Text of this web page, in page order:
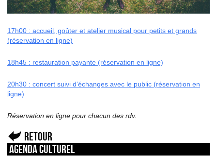
17h00 : accueil, goûter et atelier musical pour petits et grands
(réservation en ligne)
18h45 : restauration payante (réservation en ligne)
20h30 : concert suivi d’échanges avec le public (réservation en
ligne)
Réservation en ligne pour chacun des rdv.
Retour
Agenda culturel